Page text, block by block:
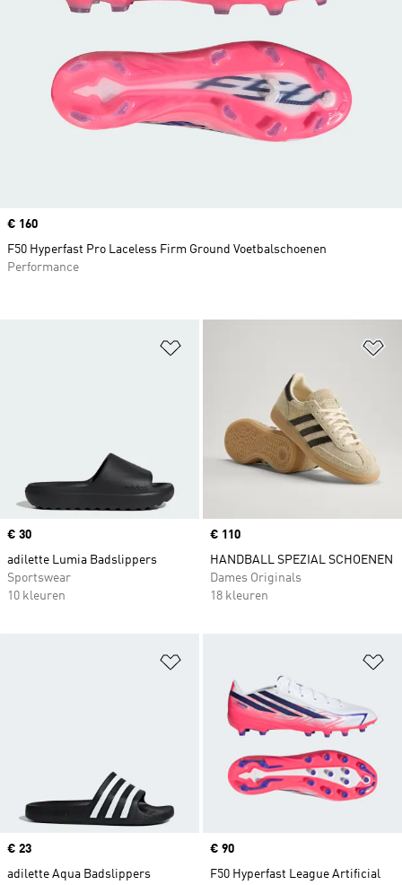
Price
€ 30
adilette Lumia Badslippers
Sportswear
10 kleuren
Price
€ 110
HANDBALL SPEZIAL SCHOENEN
Dames Originals
18 kleuren
Price
€ 23
adilette Aqua Badslippers
Price
€ 90
F50 Hyperfast League Artificial
Price
€ 160
F50 Hyperfast Pro Laceless Firm Ground Voetbalschoenen
Performance